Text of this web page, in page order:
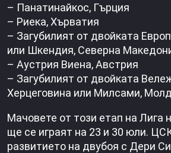
– Панатинайкос, Гърция
– Риека, Хърватия
– Загубилият от двойката
или Шкендия, Северна
– Аустрия Виена, Австрия
– Загубилият от двойката
Херцеговина или Милсами,
Мачовете от този етап на Лига
ще се играят на 23 и 30 юли.
развитието на двубоя с Дери